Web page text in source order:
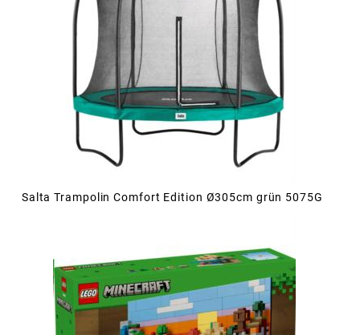
Salta Trampolin Comfort Edition Ø305cm grün 5075G